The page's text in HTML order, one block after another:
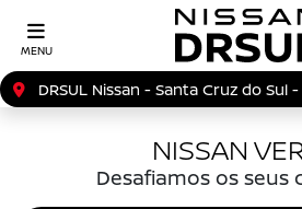
MENU
DRSUL Nissan - Santa Cruz do Sul -
NISSAN
Desafiamos os seus